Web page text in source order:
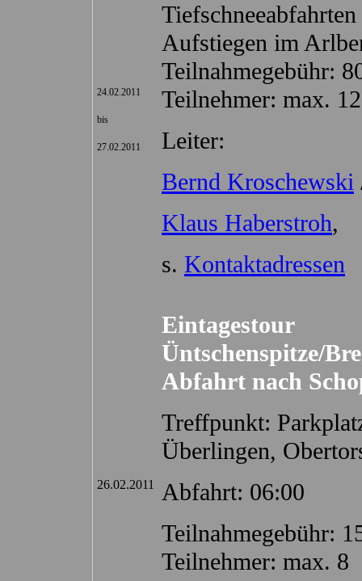
24.02.2011
bis
27.02.2011
Aufstiegen im
Teilnahmegebühr:
Teilnehmer: max. 12
Leiter:
Bernd Kroschewski
Klaus Haberstroh,
s. Kontaktadressen
26.02.2011
Eintagestour
Üntschenspitze/
Abfahrt nach
Treffpunkt:
Überlingen,
Abfahrt: 06:00
Teilnahmegebühr:
Teilnehmer: max. 8